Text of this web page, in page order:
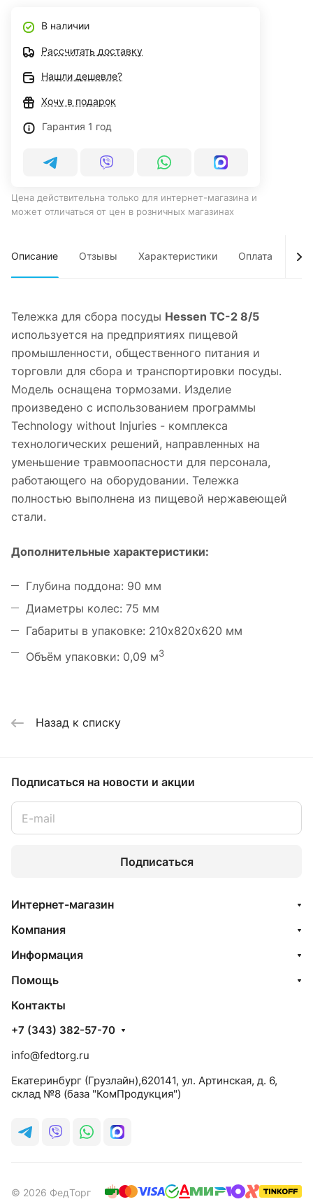
В наличии
Рассчитать доставку
Нашли дешевле?
Хочу в подарок
Гарантия 1 год
Цена действительна только для интернет-магазина и
может отличаться от цен в розничных магазинах
Описание Отзывы Характеристики Оплата
Тележка для сбора посуды Hessen ТС-2 8/5
используется на предприятиях пищевой
промышленности, общественного питания и
торговли для сбора и транспортировки посуды.
Модель оснащена тормозами. Изделие
произведено с использованием программы
Technology without Injuries - комплекса
технологических решений, направленных на
уменьшение травмоопасности для персонала,
работающего на оборудовании. Тележка
полностью выполнена из пищевой нержавеющей
стали.
Дополнительные характеристики:
Глубина поддона: 90 мм
Диаметры колес: 75 мм
Габариты в упаковке: 210х820х620 мм
Объём упаковки: 0,09 м3
Назад к списку
Подписаться на новости и акции
Подписаться
Интернет-магазин
Компания
Информация
Помощь
Контакты
+7 (343) 382-57-70
info@fedtorg.ru
Екатеринбург (Грузлайн),620141, ул. Артинская, д. 6,
склад №8 (база "КомПродукция")
© 2026 ФедТорг